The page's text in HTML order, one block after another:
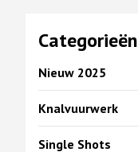
Categorieën
Nieuw 2025
Knalvuurwerk
Single Shots